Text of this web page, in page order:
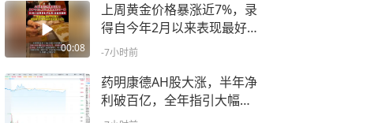
00:08
上周黄金价格暴涨近7%，录
得自今年2月以来表现最好
的一周，有人单日卖了200
-7小时前
药明康德AH股大涨，半年净
利破百亿，全年指引大幅上
调，法院裁决解除1260H即